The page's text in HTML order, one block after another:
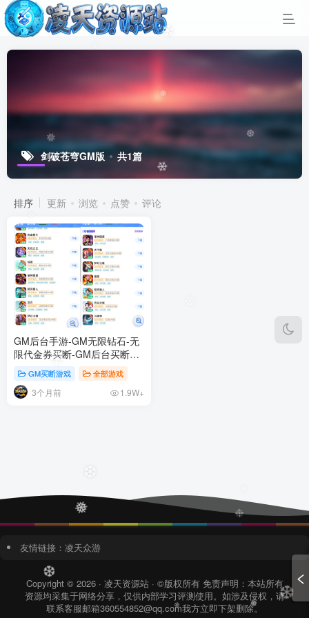
剑破苍穹GM版 共1篇
排序 更新 浏览 点赞 评论
GM后台手游-GM无限钻石-无
限代金券买断-GM后台买断版
合集GM买断游戏 全部游戏
3个月前 1.9W+
友情链接： 凌天众游
Copyright © 2026 · 凌天资源站 · ©版权所有 免责声明：本站所有
资源均采集于网络分享，仅供内部学习评测使用。如涉及侵权，请
联系客服邮箱360554852@qq.com我方立即下架删除。
❅
❆
❆
❆
✵
❆
✵
❉
❉
❆
❆
❄